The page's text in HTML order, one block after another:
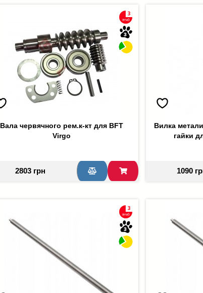
Вала червячного рем.к-кт для BFT
Virgo
2803 грн
Вилка
гайки
1090